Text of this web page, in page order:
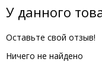
У данного
Оставьте свой отзыв!
Ничего не найдено